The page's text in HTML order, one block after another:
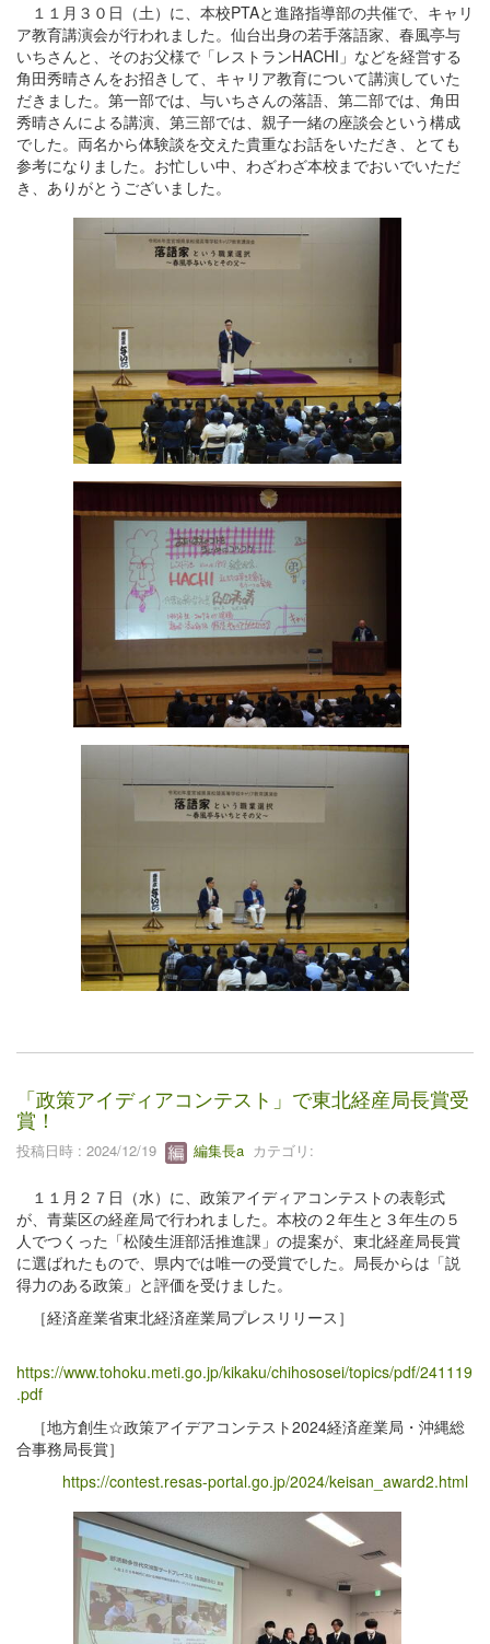
１１月３０日（土）に、本校PTAと進路指導部の共催で、キャリ
ア教育講演会が行われました。仙台出身の若手落語家、春風亭与
いちさんと、そのお父様で「レストランHACHI」などを経営する
角田秀晴さんをお招きして、キャリア教育について講演していた
だきました。第一部では、与いちさんの落語、第二部では、角田
秀晴さんによる講演、第三部では、親子一緒の座談会という構成
でした。両名から体験談を交えた貴重なお話をいただき、とても
参考になりました。お忙しい中、わざわざ本校までおいでいただ
き、ありがとうございました。
「政策アイディアコンテスト」で東北経産局長賞受
賞！
投稿日時 : 2024/12/19 編集長a カテゴリ:
１１月２７日（水）に、政策アイディアコンテストの表彰式
が、青葉区の経産局で行われました。本校の２年生と３年生の５
人でつくった「松陵生涯部活推進課」の提案が、東北経産局長賞
に選ばれたもので、県内では唯一の受賞でした。局長からは「説
得力のある政策」と評価を受けました。
［経済産業省東北経済産業局プレスリリース］
https://www.tohoku.meti.go.jp/kikaku/chihososei/topics/pdf/241119
.pdf
［地方創生☆政策アイデアコンテスト2024経済産業局・沖縄総
合事務局長賞］
https://contest.resas-portal.go.jp/2024/keisan_award2.html